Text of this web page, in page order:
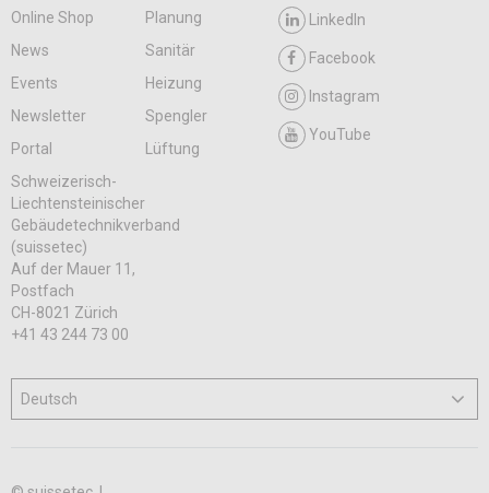
Online Shop
Planung
News
Sanitär
Events
Heizung
Newsletter
Spengler
Portal
Lüftung
LinkedIn
Facebook
Instagram
YouTube
Schweizerisch-
Liechtensteinischer
Gebäudetechnikverband
(suissetec)
Auf der Mauer 11,
Postfach
CH-8021 Zürich
+41 43 244 73 00